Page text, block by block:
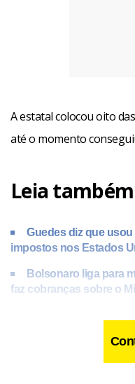
A estatal colocou oito
até o momento
Leia também
Guedes diz que
impostos nos Estados
Bolsonaro liga para
faz cobranças sobre o